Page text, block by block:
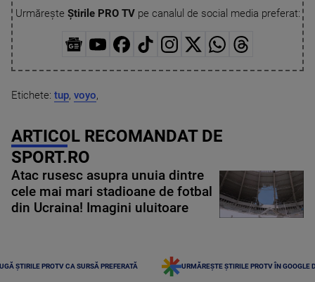
Urmărește Știrile PRO TVpe canalul de social media preferat:
Etichete: tup, voyo,
ARTICOL RECOMANDAT DE
SPORT.RO
Atac rusesc asupra unuia dintre
cele mai mari stadioane de fotbal
din Ucraina! Imagini uluitoare
ȘTIRILE PROTV CA SURSĂ PREFERATĂ URMĂREȘTE ȘTIRILE PROTV ÎN GOOGLE